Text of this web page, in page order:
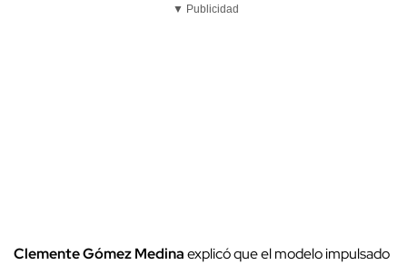
▼ Publicidad
Clemente Gómez Medinaexplicó que el modelo impulsado